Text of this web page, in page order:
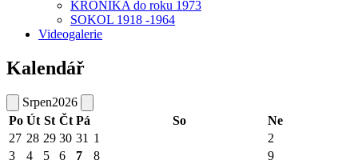
KRONIKA do roku 1973
SOKOL 1918 -1964
Videogalerie
Kalendář
Srpen2026
Po Út St Čt Pá So
Ne
27 28 29 30 31 1
2
3
4 5 6 7 8
9